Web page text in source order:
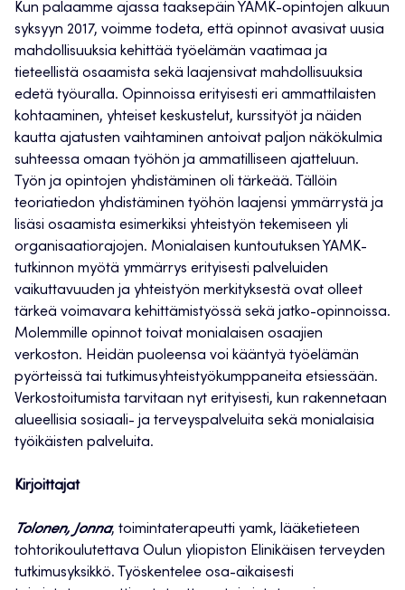
Kun palaamme ajassa taaksepäin YAMK-opintojen alkuun
syksyyn 2017, voimme todeta, että opinnot avasivat uusia
mahdollisuuksia kehittää työelämän vaatimaa ja
tieteellistä osaamista sekä laajensivat mahdollisuuksia
edetä työuralla. Opinnoissa erityisesti eri ammattilaisten
kohtaaminen, yhteiset keskustelut, kurssityöt ja näiden
kautta ajatusten vaihtaminen antoivat paljon näkökulmia
suhteessa omaan työhön ja ammatilliseen ajatteluun.
Työn ja opintojen yhdistäminen oli tärkeää. Tällöin
teoriatiedon yhdistäminen työhön laajensi ymmärrystä ja
lisäsi osaamista esimerkiksi yhteistyön tekemiseen yli
organisaatiorajojen. Monialaisen kuntoutuksen YAMK-
tutkinnon myötä ymmärrys erityisesti palveluiden
vaikuttavuuden ja yhteistyön merkityksestä ovat olleet
tärkeä voimavara kehittämistyössä sekä jatko-opinnoissa.
Molemmille opinnot toivat monialaisen osaajien
verkoston. Heidän puoleensa voi kääntyä työelämän
pyörteissä tai tutkimusyhteistyökumppaneita etsiessään.
Verkostoitumista tarvitaan nyt erityisesti, kun rakennetaan
alueellisia sosiaali- ja terveyspalveluita sekä monialaisia
työikäisten palveluita.
Kirjoittajat
Tolonen, Jonna, toimintaterapeutti yamk, lääketieteen
tohtorikoulutettava Oulun yliopiston Elinikäisen terveyden
tutkimusyksikkö. Työskentelee osa-aikaisesti